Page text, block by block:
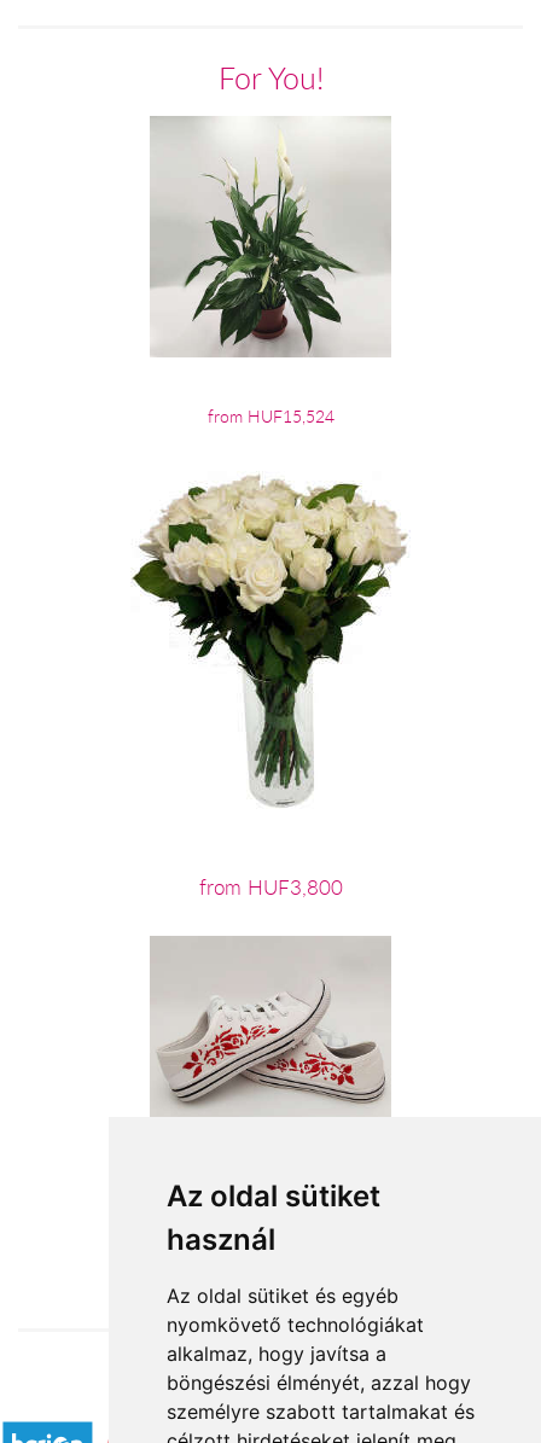
Az oldal sütiket
használ
Az oldal sütiket és egyéb
nyomkövető technológiákat
alkalmaz, hogy javítsa a
böngészési élményét, azzal hogy
személyre szabott tartalmakat és
For You!
from HUF15,524
from HUF3,800
from HUF15,000
Accepted payment methods